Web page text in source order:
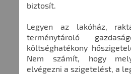
biztosít.
Legyen az lakóház,
terménytároló
költséghatékony
Nem számít, hogy
elvégezni a szigetelést, a